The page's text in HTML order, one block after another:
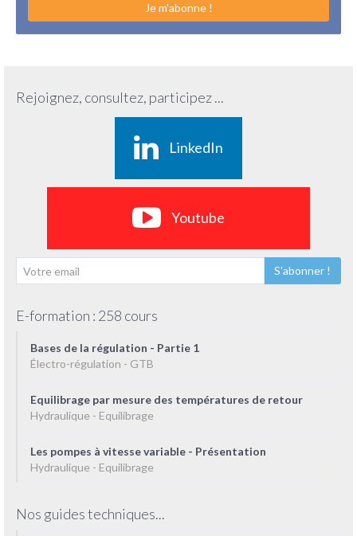
Je m'abonne !
Rejoignez, consultez, participez ...
LinkedIn
Youtube
S'abonner !
E-formation : 258 cours
Bases de la régulation - Partie 1
Électro-régulation - GTB
Equilibrage par mesure des températures de retour
Hydraulique - Equilibrage
Les pompes à vitesse variable - Présentation
Hydraulique - Equilibrage
Nos guides techniques...